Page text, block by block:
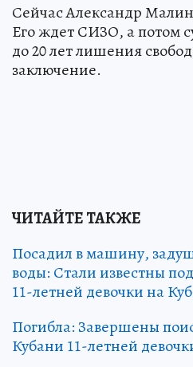
Сейчас Александр
Его ждет СИЗО, а потом
до 20 лет лишения
заключение.
ЧИТАЙТЕ ТАКЖЕ
Посадил в машину,
воды: Стали известны
11-летней девочки на
Погибла: Завершены
Кубани 11-летней